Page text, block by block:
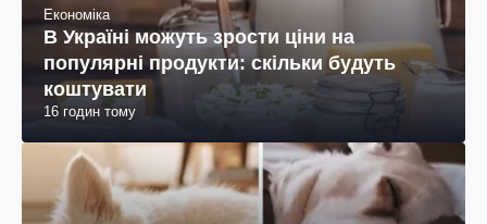
Економіка
В Україні можуть зрости ціни на
популярні продукти: скільки будуть
коштувати
16 годин тому